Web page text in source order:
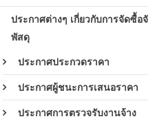
ประกาศต่างๆ เกี่ยวกับการจัดซื้อ
พัสดุ
ประกาศประกวดราคา
ประกาศผู้ชนะการเสนอราคา
ประกาศการตรวจรับงานจ้าง